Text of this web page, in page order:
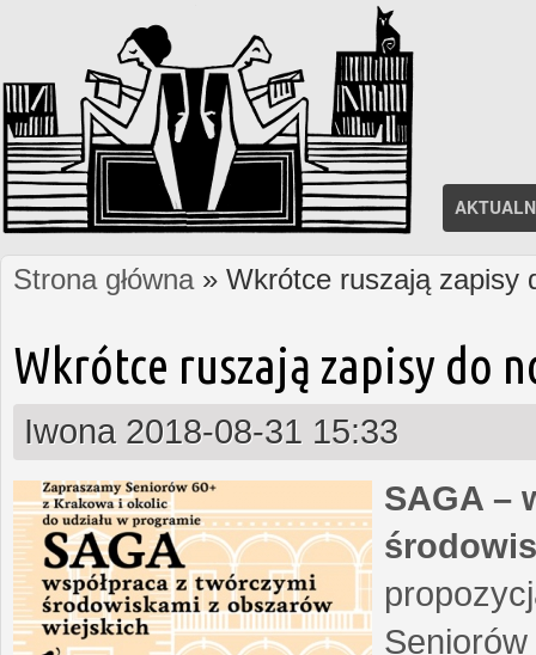
Jesteś tutaj
Strona główna» Wkrótce ruszają zapisy
Wkrótce ruszają zapisy do
Iwona 2018-08-31 15:33
SAGA –